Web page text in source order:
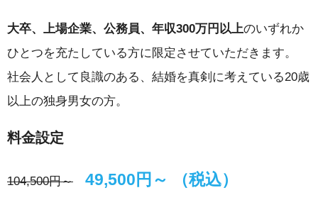
大卒、上場企業、公務員、年収300万円以上のいずれか
ひとつを充たしている方に限定させていただきます。
社会人として良識のある、結婚を真剣に考えている20歳
以上の独身男女の方。
料金設定
104,500円～ 49,500円～ （税込）